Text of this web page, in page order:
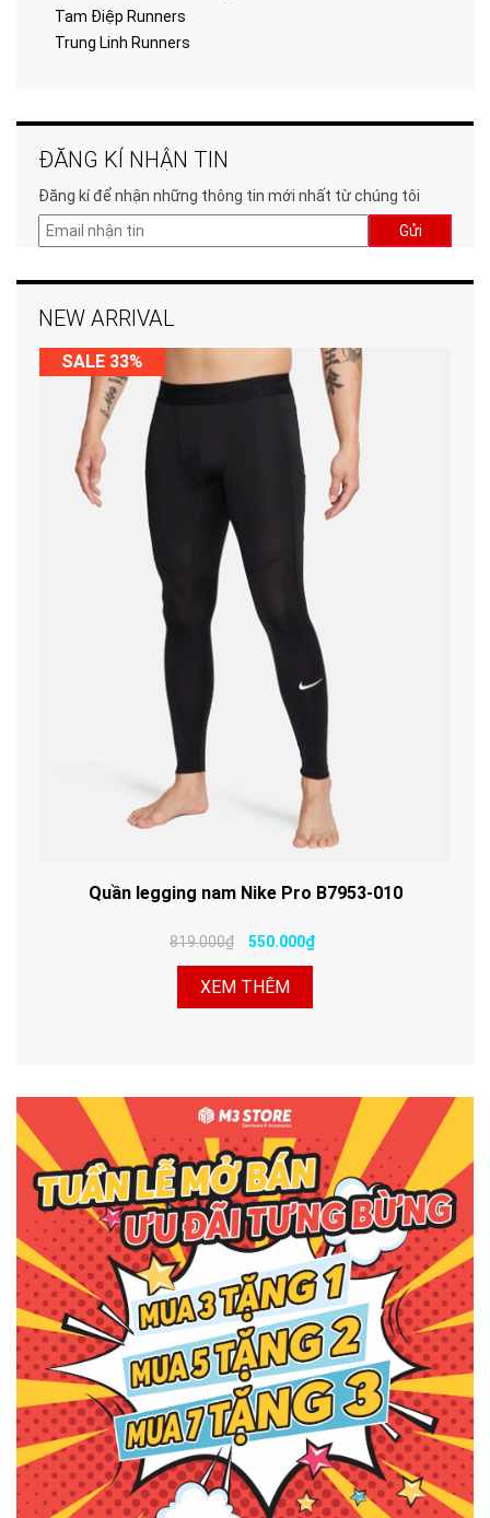
Tam Điệp Runners
Trung Linh Runners
ĐĂNG KÍ NHẬN TIN
Đăng kí để nhận những thông tin mới nhất từ chúng tôi
Gửi
NEW ARRIVAL
SALE 33%
Quần legging nam Nike Pro B7953-010
819.000₫ 550.000₫
XEM THÊM